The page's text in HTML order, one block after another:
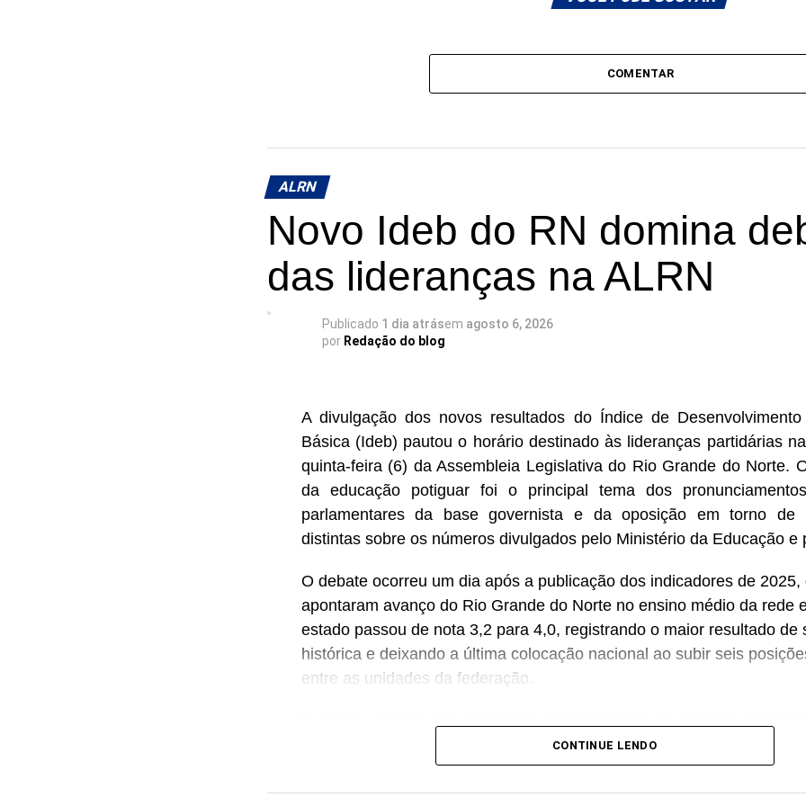
COMENTAR
ALRN
Novo Ideb do RN domina
das lideranças na ALRN
Publicado 1 dia atrásem agosto 6, 2026
por Redação do blog
A divulgação dos novos resultados do Índice de
Básica (Ideb) pautou o horário destinado às lideranças partidárias
quinta-feira (6) da Assembleia Legislativa do Rio Grande do Norte.
da educação potiguar foi o principal tema dos
parlamentares da base governista e da oposição em torno de
distintas sobre os números divulgados pelo Ministério da Educação e
O debate ocorreu um dia após a publicação dos indicadores de 2025,
apontaram avanço do Rio Grande do Norte no ensino médio da rede
estado passou de nota 3,2 para 4,0, registrando o maior resultado de
histórica e deixando a última colocação nacional ao subir seis
entre as unidades da federação.
para cobrar melhorias na qualidade da educação pública e questionar
da gestão estadual. Já representantes da base do governo
números evidenciam uma recuperação da rede estadual, destacando
CONTINUE LENDO